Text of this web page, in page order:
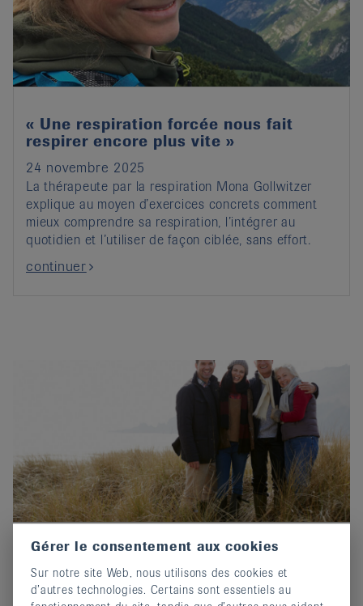
« Une respiration forcée nous fait
respirer encore plus vite »
24 novembre 2025
La thérapeute par la respiration Mona Gollwitzer
explique au moyen d’exercices concrets comment
mieux comprendre sa respiration, l’intégrer au
quotidien et l’utiliser de façon ciblée, sans effort.
continuer
maintenant !
Gérer le consentement aux cookies
Sur notre site Web, nous utilisons des cookies et
d’autres technologies. Certains sont essentiels au